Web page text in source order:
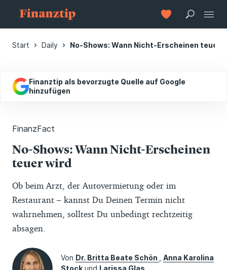
Start Daily No-Shows: Wann Nicht-Erscheinen teuer
Finanztip als bevorzugte Quelle auf Google
hinzufügen
FinanzFact
No-Shows: Wann Nicht-Erscheinen
teuer wird
Ob beim Arzt, der Autovermietung oder im
Restaurant – kannst Du Deinen Termin nicht
wahrnehmen, solltest Du unbedingt rechtzeitig
absagen.
Von Dr. Britta Beate Schön
Anna Karolina
Stock und Larissa Glas